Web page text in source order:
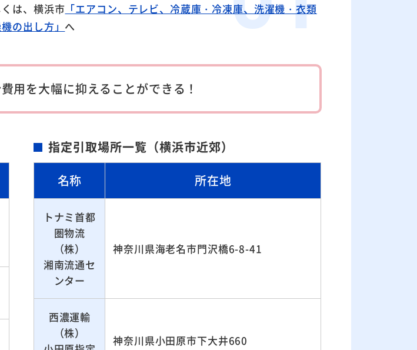
は、横浜市 「エアコン、テレビ、冷蔵庫・冷凍庫、洗濯機・衣類
の出し方」 へ
用を大幅に抑えることができる！
指定引取場所一覧（横浜市近郊）
名称
所在地
トナミ首都
圏物流
（株）
湘南流通セ
ンター
神奈川県海老名市門沢橋6-8-41
西濃運輸
（株）
神奈川県小田原市下大井660